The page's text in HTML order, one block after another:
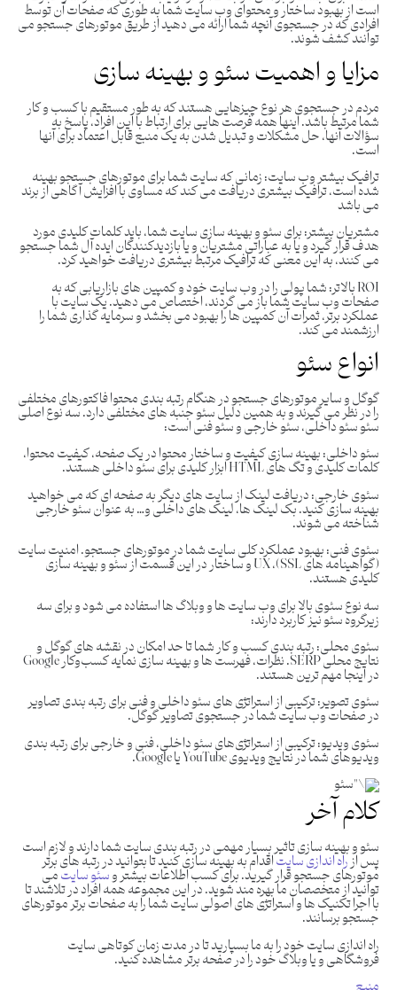
است از بهبود ساختار و محتوای وب سایت شما به طوری که صفحات آن توسط
افرادی که در جستجوی آنچه شما ارائه می دهید از طریق موتورهای جستجو می
توانند کشف شوند.
مزایا و اهمیت سئو و بهینه سازی
مردم در جستجوی هر نوع چیزهایی هستند که به طور مستقیم با کسب و کار
شما مرتبط باشد. اینها همه فرصت هایی برای ارتباط با این افراد، پاسخ به
سؤالات آنها، حل مشکلات و تبدیل شدن به یک منبع قابل اعتماد برای آنها
است.
ترافیک بیشتر وب سایت:زمانی که سایت شما برای موتورهای جستجو بهینه
شده است، ترافیک بیشتری دریافت می کند که مساوی با افزایش آگاهی از برند
می باشد
مشتریان بیشتر:برای سئو و بهینه سازی سایت شما، باید کلمات کلیدی مورد
هدف قرار گیرد و یا به عباراتی مشتریان و یا بازدیدکنندگان ایده آل شما جستجو
می کنند، به این معنی که ترافیک مرتبط بیشتری دریافت خواهید کرد.
ROIبالاتر:شما پولی را در وب سایت خود و کمپین های بازاریابی که به
صفحات وب سایت شما باز می گردند، اختصاص می دهید. یک سایت با
عملکرد برتر، ثمرات آن کمپین ها را بهبود می بخشد و سرمایه گذاری شما را
ارزشمند می کند.
انواع سئو
گوگل و سایر موتورهای جستجو در هنگام رتبه بندی محتوا فاکتورهای مختلفی
را در نظر می گیرند و به همین دلیل سئو جنبه های مختلفی دارد. سه نوع اصلی
سئو سئو داخلی، سئو خارجی و سئو فنی است:
سئو داخلی:بهینه سازی کیفیت و ساختار محتوا در یک صفحه، کیفیت محتوا،
کلمات کلیدی و تگ های HTML ابزار کلیدی برای سئو داخلی هستند.
سئوی خارجی:دریافت لینک از سایت های دیگر به صفحه ای که می خواهید
بهینه سازی کنید. بک لینک ها، لینک های داخلی و… به عنوان سئو خارجی
شناخته می شوند.
سئوی فنی:بهبود عملکرد کلی سایت شما در موتورهای جستجو. امنیت سایت
(گواهینامه های SSL)، UX و ساختار در این قسمت از سئو و بهینه سازی
کلیدی هستند.
سه نوع سئوی بالا برای وب سایت ها و وبلاگ ها استفاده می شود و برای سه
زیرگروه سئو نیز کاربرد دارند:
سئوی محلی:رتبه بندی کسب و کار شما تا حد امکان در نقشه های گوگل و
نتایج محلی SERP. نظرات، فهرست‌ ها و بهینه ‌سازی نمایه کسب‌وکار Google
در اینجا مهم‌ ترین هستند.
سئوی تصویر: ترکیبی از استراتژی های سئو داخلی و فنی برای رتبه بندی تصاویر
در صفحات وب سایت شما در جستجوی تصاویر گوگل.
سئوی ویدیو:ترکیبی از استراتژی‌های سئو داخلی، فنی و خارجی برای رتبه ‌بندی
ویدیوهای شما در نتایج ویدیوی YouTube یا Google.
کلام آخر
سئو و بهینه سازی تاثیر بسیار مهمی در رتبه بندی سایت شما دارند و لازم است
پس ازراه اندازی سایتاقدام به بهینه سازی کنید تا بتوانید در رتبه های برتر
موتورهای جستجو قرار گیرید. برای کسب اطلاعات بیشتر وسئو سایتمی
توانید از متخصصان ما بهره مند شوید. در این مجموعه همه افراد در تلاشند تا
با اجرا تکنیک ها و استراتژی های اصولی سایت شما را به صفحات برتر موتورهای
جستجو برسانند.
راه اندازی سایت خود را به ما بسپارید تا در مدت زمان کوتاهی سایت
فروشگاهی و یا وبلاگ خود را در صفحه برتر مشاهده کنید.